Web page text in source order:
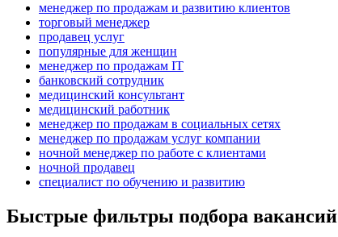
менеджер по продажам и развитию клиентов
торговый менеджер
продавец услуг
популярные для женщин
менеджер по продажам IT
банковский сотрудник
медицинский консультант
медицинский работник
менеджер по продажам в социальных сетях
менеджер по продажам услуг компании
ночной менеджер по работе с клиентами
ночной продавец
специалист по обучению и развитию
Быстрые фильтры подбора вакансий